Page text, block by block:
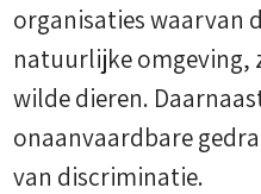
organisaties waarvan
natuurlijke omgeving,
wilde dieren.
onaanvaardbare
van discriminatie.